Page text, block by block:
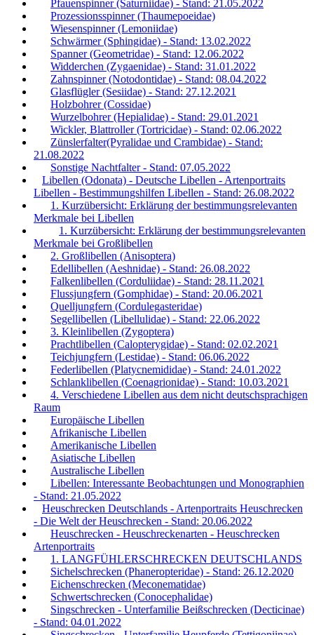
Pfauenspinner (Saturniidae) - Stand: 21.05.2022
Prozessionsspinner (Thaumepoeidae)
Wiesenspinner (Lemoniidae)
Schwärmer (Sphingidae) - Stand: 13.02.2022
Spanner (Geometridae) - Stand: 12.06.2022
Widderchen (Zygaenidae) - Stand: 31.01.2022
Zahnspinner (Notodontidae) - Stand: 08.04.2022
Glasflügler (Sesiidae) - Stand: 27.12.2021
Holzbohrer (Cossidae)
Wurzelbohrer (Hepialidae) - Stand: 29.01.2021
Wickler, Blattroller (Tortricidae) - Stand: 02.06.2022
Zünslerfalter(Pyralidae und Crambidae) - Stand:
21.08.2022
Sonstige Nachtfalter - Stand: 07.05.2022
Libellen (Odonata) - Deutsche Libellen - Artenportraits
Libellen - Bestimmungshilfen Libellen - Stand: 26.08.2022
1. Kurzübersicht: Erklärung der bestimmungsrelevanten
Merkmale bei Libellen
1. Kurzübersicht: Erklärung der bestimmungsrelevanten
Merkmale bei Großlibellen
2. Großlibellen (Anisoptera)
Edellibellen (Aeshnidae) - Stand: 26.08.2022
Falkenlibellen (Corduliidae) - Stand: 28.11.2021
Flussjungfern (Gomphidae) - Stand: 20.06.2021
Quelljungfern (Cordulegasteridae)
Segellibellen (Libellulidae) - Stand: 22.06.2022
3. Kleinlibellen (Zygoptera)
Prachtlibellen (Calopterygidae) - Stand: 02.02.2021
Teichjungfern (Lestidae) - Stand: 06.06.2022
Federlibellen (Platycnemididae) - Stand: 24.01.2022
Schlanklibellen (Coenagrionidae) - Stand: 10.03.2021
4. Verschiedene Libellen aus dem nicht deutschsprachigen
Raum
Europäische Libellen
Afrikanische Libellen
Amerikanische Libellen
Asiatische Libellen
Australische Libellen
Libellen: Interessante Beobachtungen und Monographien
- Stand: 21.05.2022
Heuschrecken Deutschlands - Artenportraits Heuschrecken
- Die Welt der Heuschrecken - Stand: 20.06.2022
Heuschrecken - Heuschreckenarten - Heuschrecken
Artenportraits
1. LANGFÜHLERSCHRECKEN DEUTSCHLANDS
Sichelschrecken (Phaneropteridae) - Stand: 26.12.2020
Eichenschrecken (Meconematidae)
Schwertschrecken (Conocephalidae)
Singschrecken - Unterfamilie Beißschrecken (Decticinae)
- Stand: 04.01.2022